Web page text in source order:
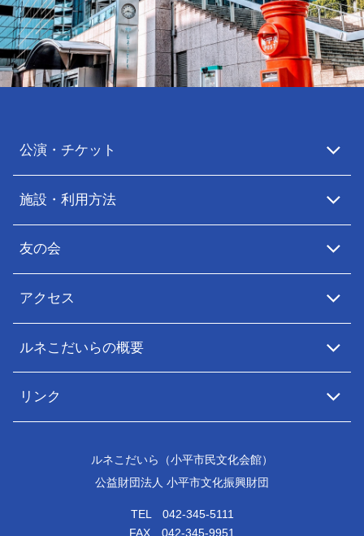
公演・チケット
施設・利用方法
友の会
アクセス
ルネこだいらの概要
リンク
ルネこだいら（小平市民文化会館）
公益財団法人 小平市文化振興財団
TEL 042-345-5111
FAX 042-345-9951